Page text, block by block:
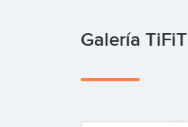
Galería TiFiT